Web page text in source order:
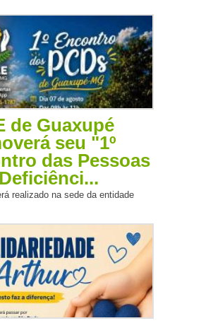
de Guaxupé
seu "1º
das Pessoas
realizado na sede da entidade